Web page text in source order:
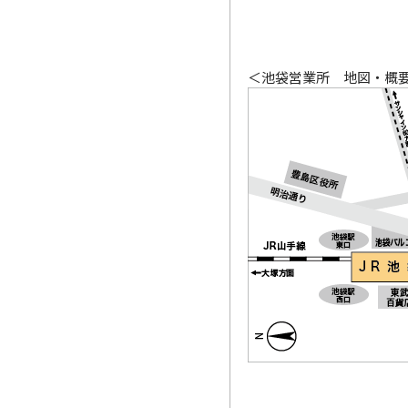
＜池袋営業所 地図・概